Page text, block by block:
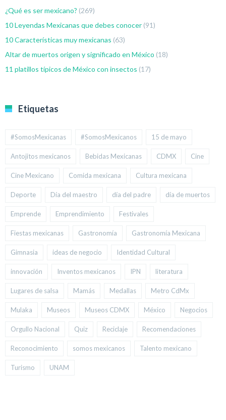
¿Qué es ser mexicano? (269)
10 Leyendas Mexicanas que debes conocer (91)
10 Características muy mexicanas (63)
Altar de muertos origen y significado en México (18)
11 platillos típicos de México con insectos (17)
Etiquetas
#SomosMexicanas #SomosMexicanos 15 de mayo
Antojitos mexicanos Bebidas Mexicanas CDMX Cine
Cine Mexicano Comida mexicana Cultura mexicana
Deporte Día del maestro día del padre día de muertos
Emprende Emprendimiento Festivales
Fiestas mexicanas Gastronomía Gastronomía Mexicana
Gimnasia ideas de negocio Identidad Cultural
innovación Inventos mexicanos IPN literatura
Lugares de salsa Mamás Medallas Metro CdMx
Mulaka Museos Museos CDMX México Negocios
Orgullo Nacional Quiz Reciclaje Recomendaciones
Reconocimiento somos mexicanos Talento mexicano
Turismo UNAM